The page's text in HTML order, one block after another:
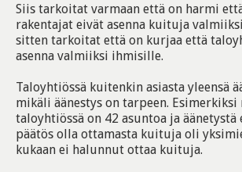
Siis tarkoitat varmaan että on harmi
rakentajat eivät asenna kuituja
sitten tarkoitat että on kurjaa että
asenna valmiiksi ihmisille.
Taloyhtiössä kuitenkin asiasta yleensä
mikäli äänestys on tarpeen. Esimerkiksi
taloyhtiössä on 42 asuntoa ja
päätös olla ottamasta kuituja oli
kukaan ei halunnut ottaa kuituja.